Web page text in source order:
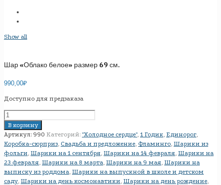
Show all
Шар «Облако белое» размер 69 см.
990,00₽
Доступно для предзаказа
Количество
товара
Шар
"Облако
белое"
размер
69
см.
В корзину
Артикул: 990 Категорий: "Холодное сердце", 1 Годик, Единорог,
Коробка-сюрприз, Свадьба и предложение, Фламинго, Шарики из
фольги, Шарики на 1 сентября, Шарики на 14 февраля, Шарики на
23 февраля, Шарики на 8 марта, Шарики на 9 мая, Шарики на
выписку из роддома, Шарики на выпускной в школе и детском
саду, Шарики на день космонавтики, Шарики на день рождение,